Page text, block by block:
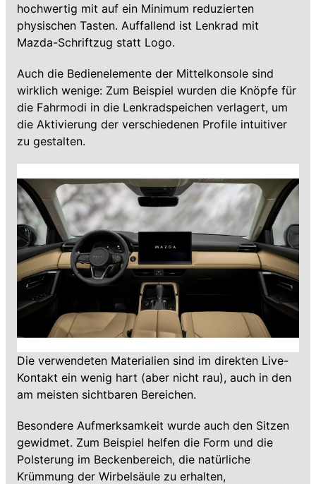
hochwertig mit auf ein Minimum reduzierten
physischen Tasten. Auffallend ist Lenkrad mit
Mazda-Schriftzug statt Logo.
Auch die Bedienelemente der Mittelkonsole sind
wirklich wenige: Zum Beispiel wurden die Knöpfe für
die Fahrmodi in die Lenkradspeichen verlagert, um
die Aktivierung der verschiedenen Profile intuitiver
zu gestalten.
Die verwendeten Materialien sind im direkten Live-
Kontakt ein wenig hart (aber nicht rau), auch in den
am meisten sichtbaren Bereichen.
Besondere Aufmerksamkeit wurde auch den Sitzen
gewidmet. Zum Beispiel helfen die Form und die
Polsterung im Beckenbereich, die natürliche
Krümmung der Wirbelsäule zu erhalten,